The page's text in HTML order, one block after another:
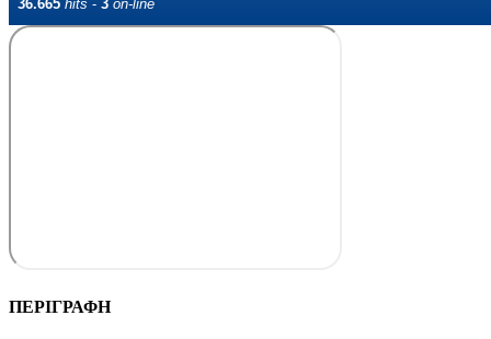
ΠΕΡΙΓΡΑΦΗ